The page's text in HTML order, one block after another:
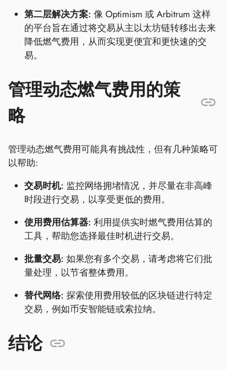
第二层解决方案: 像 Optimism 或 Arbitrum 这样
的平台旨在通过将交易从主以太坊链转移出去来
降低燃气费用，从而实现更便宜和更快速的交
易。
管理动态燃气费用的策
略
管理动态燃气费用可能具有挑战性，但有几种策略可
以帮助:
交易时机: 监控网络拥堵情况，并尽量在非高峰
时段进行交易，以享受更低的费用。
使用费用估算器: 利用提供实时燃气费用估算的
工具，帮助您选择最佳时机进行交易。
批量交易: 如果您有多个交易，请考虑将它们批
量处理，以节省整体费用。
替代网络: 探索使用费用较低的区块链进行特定
交易，例如币安智能链或索拉纳。
结论